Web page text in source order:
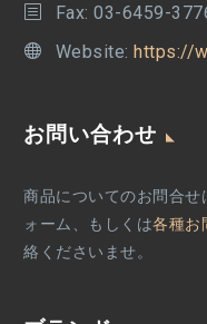
Fax: 03-6459-
Website: https://
お問い合わせ
商品についてのお問合せ
ォーム、もしくは各種お
絡くださいませ。